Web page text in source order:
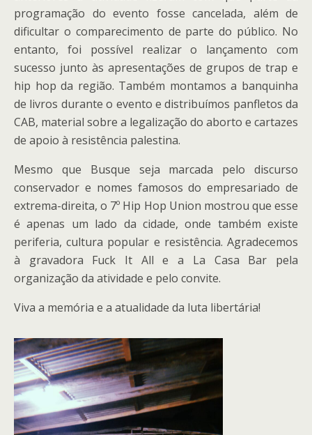
programação do evento fosse cancelada, além de
dificultar o comparecimento de parte do público. No
entanto, foi possível realizar o lançamento com
sucesso junto às apresentações de grupos de trap e
hip hop da região. Também montamos a banquinha
de livros durante o evento e distribuímos panfletos da
CAB, material sobre a legalização do aborto e cartazes
de apoio à resistência palestina.
Mesmo que Busque seja marcada pelo discurso
conservador e nomes famosos do empresariado de
extrema-direita, o 7º Hip Hop Union mostrou que esse
é apenas um lado da cidade, onde também existe
periferia, cultura popular e resistência. Agradecemos
à gravadora Fuck It All e a La Casa Bar pela
organização da atividade e pelo convite.
Viva a memória e a atualidade da luta libertária!